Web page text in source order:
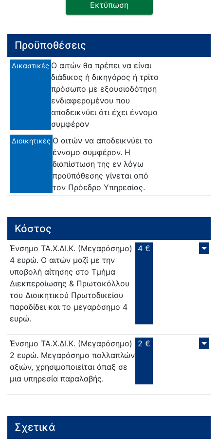
Εκτύπωση
Προϋποθέσεις
Δικαστικές Ο αιτών θα πρέπει να είναι
διάδικος ή δικηγόρος ή τρίτο
πρόσωπο με εξουσιοδότηση
ενδιαφερομένου που
αποδεικνύει ότι έχει έννομο
συμφέρον
Διοικητικές Ο αιτών να αποδεικνύει το
έννομο συμφέρον. Η
διαπίστωση της εν λόγω
προϋπόθεσης γίνεται από
τον Πρόεδρο Υπηρεσίας.
Κόστος
Ένσημο ΤΑ.Χ.ΔΙ.Κ. (Μεγαρόσημο)
4 ευρώ. Ο αιτών μαζί με την
υποβολή αίτησης στο Τμήμα
Διεκπεραίωσης & Πρωτοκόλλου
του Διοικητικού Πρωτοδικείου
παραδίδει και το μεγαρόσημο 4
ευρώ.
4 €
Ένσημο ΤΑ.Χ.ΔΙ.Κ. (Μεγαρόσημο)
2 ευρώ. Μεγαρόσημο πολλαπλών
αξιών, χρησιμοποιείται άπαξ σε
μια υπηρεσία παραλαβής.
2 €
Σχετικά